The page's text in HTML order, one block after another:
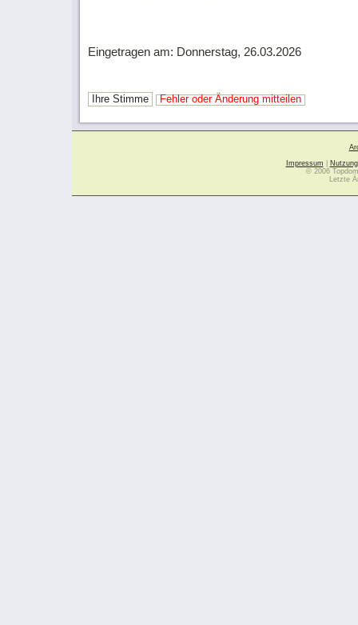
Eingetragen am: Donnerstag, 26.03.2026
Ihre Stimme Fehler oder Änderung mitteilen
Impressum
© 2006
Letzte